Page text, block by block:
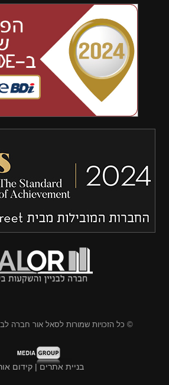
© כל הזכויות שמורות לסאל אור חברה
בניית אתרים | קידום